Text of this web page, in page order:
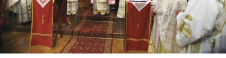
2021
2020